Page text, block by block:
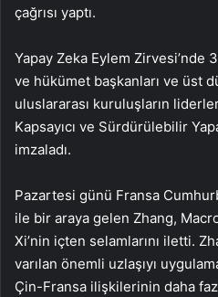
çağrısı yaptı.
Yapay Zeka Eylem Zirvesi’nde
ve hükümet başkanları ve üst
uluslararası kuruluşların
Kapsayıcı ve Sürdürülebilir
imzaladı.
Pazartesi günü Fransa
ile bir araya gelen Zhang,
Xi’nin içten selamlarını iletti.
varılan önemli uzlaşıyı
Çin-Fransa ilişkilerinin daha